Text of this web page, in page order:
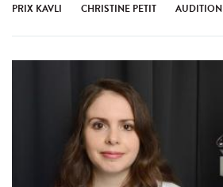
PRIX KAVLI CHRISTINE PETIT AUDITION